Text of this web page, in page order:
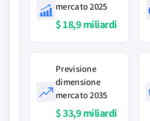
mercato 2025
$ 18,9 miliardi
Previsione
dimensione
mercato 2035
$ 33,9 miliardi